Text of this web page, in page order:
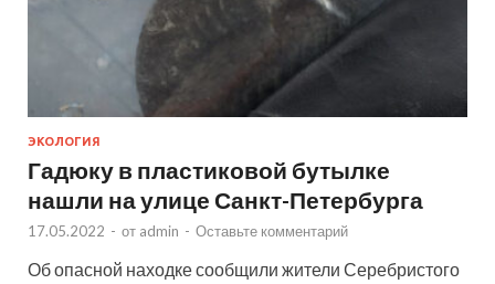
ЭКОЛОГИЯ
Гадюку в пластиковой бутылке
нашли на улице Санкт-Петербурга
17.05.2022 - от admin - Оставьте комментарий
Об опасной находке сообщили жители Серебристого